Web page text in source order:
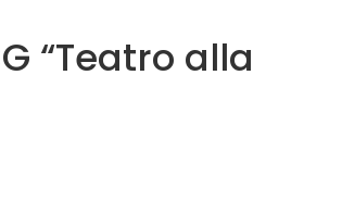
“Teatro alla